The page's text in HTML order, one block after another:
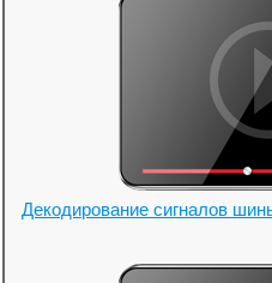
Декодирование сигналов